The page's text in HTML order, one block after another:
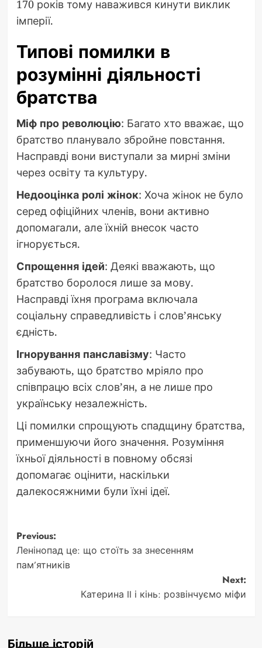
170 років тому наважився кинути виклик
імперії.
Типові помилки в
розумінні діяльності
братства
Міф про революцію: Багато хто вважає, що
братство планувало збройне повстання.
Насправді вони виступали за мирні зміни
через освіту та культуру.
Недооцінка ролі жінок: Хоча жінок не було
серед офіційних членів, вони активно
допомагали, але їхній внесок часто
ігнорується.
Спрощення ідей: Деякі вважають, що
братство боролося лише за мову.
Насправді їхня програма включала
соціальну справедливість і слов’янську
єдність.
Ігнорування панславізму: Часто
забувають, що братство мріяло про
співпрацю всіх слов’ян, а не лише про
українську незалежність.
Ці помилки спрощують спадщину братства,
применшуючи його значення. Розуміння
їхньої діяльності в повному обсязі
допомагає оцінити, наскільки
далекосяжними були їхні ідеї.
Post
navigation
Previous:
Ленінопад це: що стоїть за знесенням
пам’ятників
Next:
Катерина II і кінь: розвінчуємо міфи
Більше історій